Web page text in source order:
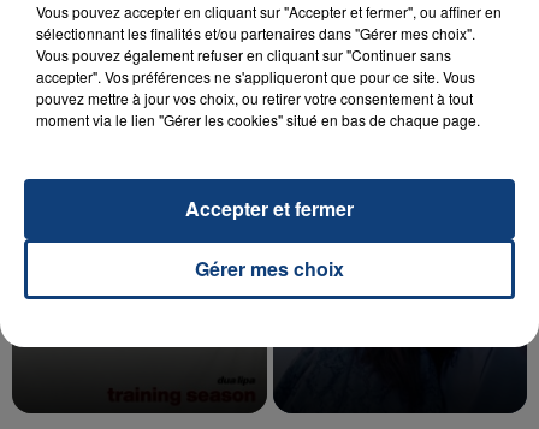
Lady Gaga MAUVAIS DJO
Vous pouvez accepter en cliquant sur "Accepter et fermer", ou affiner en
sélectionnant les finalités et/ou partenaires dans "Gérer mes choix".
Vous pouvez également refuser en cliquant sur "Continuer sans
accepter". Vos préférences ne s'appliqueront que pour ce site. Vous
pouvez mettre à jour vos choix, ou retirer votre consentement à tout
moment via le lien "Gérer les cookies" situé en bas de chaque page.
Gérer mes choix
Accepter et fermer